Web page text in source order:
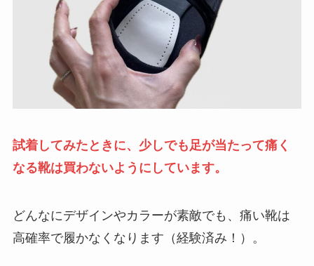
試着してみたときに、少しでも足が当たって痛く
なる靴は買わないようにしています。
どんなにデザインやカラーが素敵でも、痛い靴は
高確率で履かなくなります（経験済み！）。